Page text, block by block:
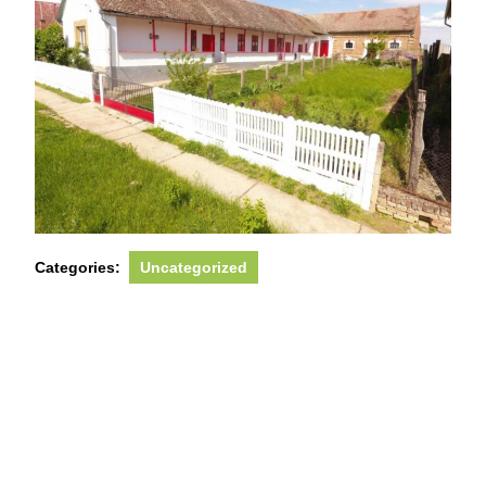
Categories: Uncategorized